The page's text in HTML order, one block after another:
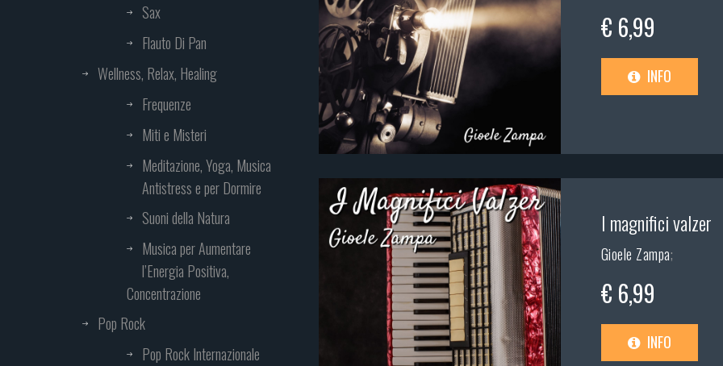
Sax
Flauto Di Pan
Wellness, Relax, Healing
Frequenze
Miti e Misteri
Meditazione, Yoga, Musica
Antistress e per Dormire
Suoni della Natura
Musica per Aumentare
l’Energia Positiva,
Concentrazione
Pop Rock
Pop Rock Internazionale
€ 6,99
INFO
I magnifici valzer
Gioele Zampa;
€ 6,99
INFO